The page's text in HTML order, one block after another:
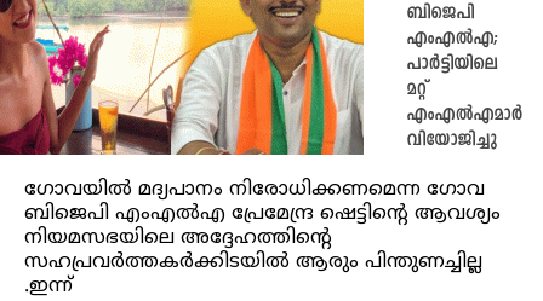
ബിജെപി
എംഎൽഎ;
പാർട്ടിയിലെ
മറ്റ്
എംഎൽഎമാർ
വിയോജിച്ചു
ഗോവയിൽ മദ്യപാനം നിരോധിക്കണമെന്ന ഗോവ
ബിജെപി എംഎൽഎ പ്രേമേന്ദ്ര ഷെട്ടിൻ്റെ ആവശ്യം
നിയമസഭയിലെ അദ്ദേഹത്തിൻ്റെ
സഹപ്രവർത്തകർക്കിടയിൽ ആരും പിന്തുണച്ചില്ല
.ഇന്ന്